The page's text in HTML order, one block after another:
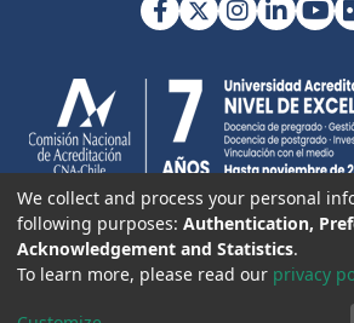
We collect and process your personal
following purposes: Authentication,
Acknowledgement and Statistics.
To learn more, please read our privacy